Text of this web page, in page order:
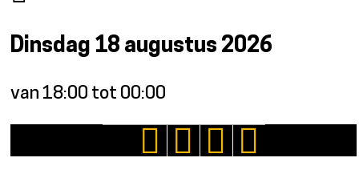
Dinsdag 18 augustus 2026
van 18:00 tot 00:00